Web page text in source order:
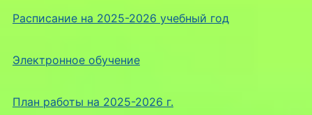
Расписание на 2025-2026 учебный год
Электронное обучение
План работы на 2025-2026 г.